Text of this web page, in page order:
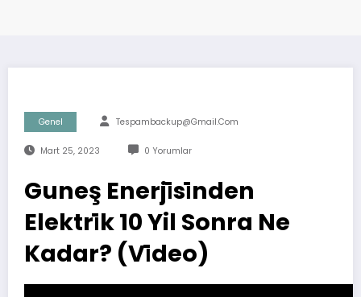
Genel Tespambackup@gmail.com
Mart 25, 2023 0 Yorumlar
Guneş Enerji̇si̇nden
Elektri̇k 10 Yil Sonra Ne
Kadar? (Vi̇deo)